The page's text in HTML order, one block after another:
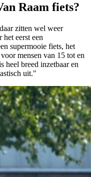
Raam fiets?
zitten wel weer
eerst een
supermooie fiets, het
mensen van 15 tot en
heel breed inzetbaar en
uit."